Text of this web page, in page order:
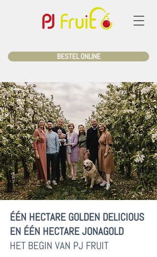
BESTEL ONLINE
ÉÉN HECTARE GOLDEN DELICIOUS
EN ÉÉN HECTARE JONAGOLD
HET BEGIN VAN PJ FRUIT